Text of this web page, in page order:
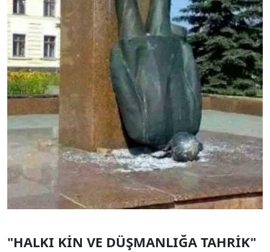
"HALKI KİN VE DÜŞMANLIĞA TAHRİK"